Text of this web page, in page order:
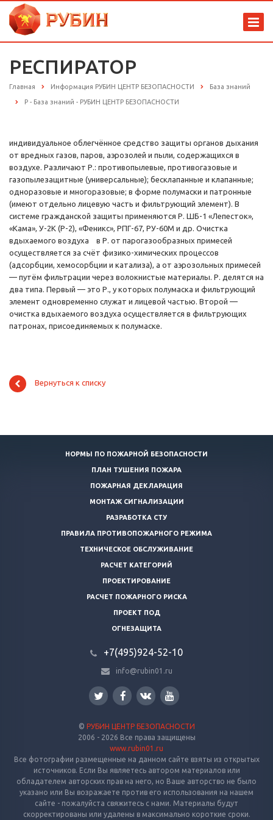
РЕСПИРАТОР
Главная Информация РУБИН ЦЕНТР БЕЗОПАСНОСТИ База знаний
Р - База знаний - РУБИН ЦЕНТР БЕЗОПАСНОСТИ
индивидуальное облегчённое средство защиты органов дыхания
от вредных газов, паров, аэрозолей и пыли, содержащихся в
воздухе. Различают Р.: противопылевые, противогазовые и
газопылезащитные (универсальные); бесклапанные и клапанные;
одноразовые и многоразовые; в форме полумаски и патронные
(имеют отдельно лицевую часть и фильтрующий элемент). В
системе гражданской защиты применяются Р. ШБ-1 «Лепесток»,
«Кама», У-2К (Р-2), «Феникс», РПГ-67, РУ-60М и др. Очистка
вдыхаемого воздуха в Р. от парогазообразных примесей
осуществляется за счёт физико-химических процессов
(адсорбции, хемосорбции и катализа), а от аэрозольных примесей
— путём фильтрации через волокнистые материалы. Р. делятся на
два типа. Первый — это Р., у которых полумаска и фильтрующий
элемент одновременно служат и лицевой частью. Второй —
очистка вдыхаемого воздуха осуществляется в фильтрующих
патронах, присоединяемых к полумаске.
Вернуться к списку
НОРМЫ ПО ПОЖАРНОЙ БЕЗОПАСНОСТИ
ПЛАН ТУШЕНИЯ ПОЖАРА
ПОЖАРНАЯ ДЕКЛАРАЦИЯ
МОНТАЖ СИГНАЛИЗАЦИИ
РАЗРАБОТКА СТУ
ПРАВИЛА ПРОТИВОПОЖАРНОГО РЕЖИМА
ТЕХНИЧЕСКОЕ ОБСЛУЖИВАНИЕ
РАСЧЕТ КАТЕГОРИЙ
ПРОЕКТИРОВАНИЕ
РАСЧЕТ ПОЖАРНОГО РИСКА
ПРОЕКТ ПОД
ОГНЕЗАЩИТА
+7(495)924-52-10
info@rubin01.ru
© РУБИН ЦЕНТР БЕЗОПАСНОСТИ
2006 - 2026 Все права защищены
www.rubin01.ru
Все фотографии размещенные на данном сайте взяты из открытых
источников. Если Вы являетесь автором материалов или
обладателем авторских прав на него, но Ваше авторство не было
указано или Вы возражаете против его использования на нашем
сайте - пожалуйста свяжитесь с нами. Материалы будут
скорректированы или удалены в максимально короткие сроки.